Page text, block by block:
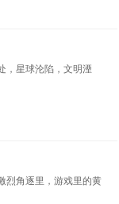
，星球沦陷，文明湮
烈角逐里，游戏里的黄